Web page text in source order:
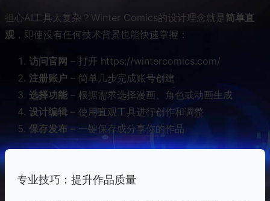
担心AI工具太复杂？Winter Comics的设计理念就是 简单直
观 ，即使没有任何技术背景也能快速掌握：
访问官网 – 打开 https://wintercomics.com/
注册账户 – 简单几步完成账号创建
选择功能 – 根据需求选择漫画、角色或动画生成
设计编辑 – 使用直观工具进行创作和调整
保存发布– 一键保存或分享你的作品
专业技巧：提升作品质量